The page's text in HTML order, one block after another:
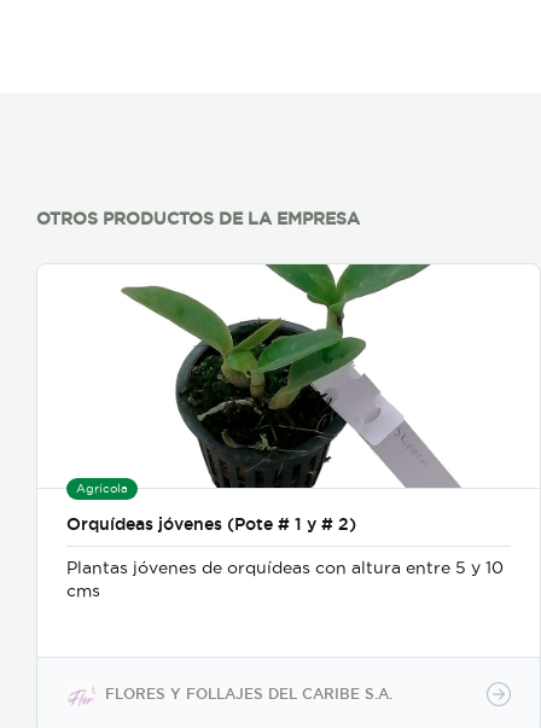
OTROS PRODUCTOS DE LA EMPRESA
Agrícola
Orquídeas jóvenes (Pote # 1 y # 2)
Plantas jóvenes de orquídeas con altura entre 5 y 10
cms
FLORES Y FOLLAJES DEL CARIBE S.A.